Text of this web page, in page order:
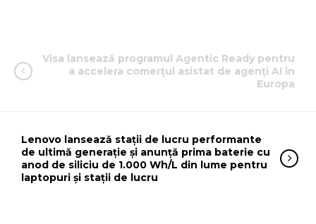
Visa lansează programul Agentic Ready pentru
a accelera comerţul asistat de agenți AI în
Europa
Lenovo lansează stații de lucru performante
de ultimă generație și anunță prima baterie cu
anod de siliciu de 1.000 Wh/L din lume pentru
laptopuri și stații de lucru